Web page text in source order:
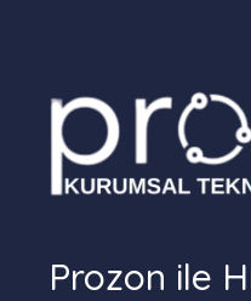
Prozon ile